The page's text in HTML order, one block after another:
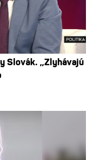
Slovák. „Zlyhávajú